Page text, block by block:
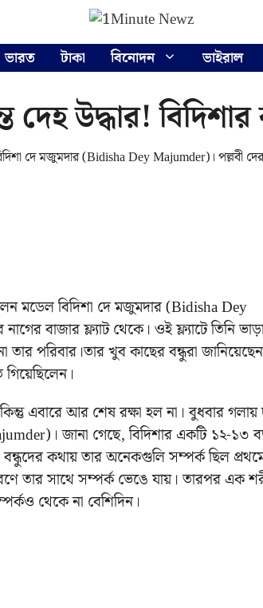
ভারত টাকা বিনোদন ভাইরাল
উদ্ধার! বিদিশার
দে মজুমদার (Bidisha Dey Majumder)। পল্লবী
মডেল বিদিশা দে মজুমদার (Bidisha Dey
বাজার ফ্ল্যাট থেকে। ওই ফ্ল্যাটে তিনি ভাড়া
পরিবার।তার খুব কাছের বন্ধুরা
এবারে আর শেষ রক্ষা হল না। বুধবার গলায়
জানা গেছে, বিদিশার একটি ১২-১৩
বন্ধুদের কথায় তার অনেকগুলি সম্পর্ক ছিল
তার সাথে সম্পর্ক ভেঙে যায়। তারপর এক
থেকে না বেশিদিন।